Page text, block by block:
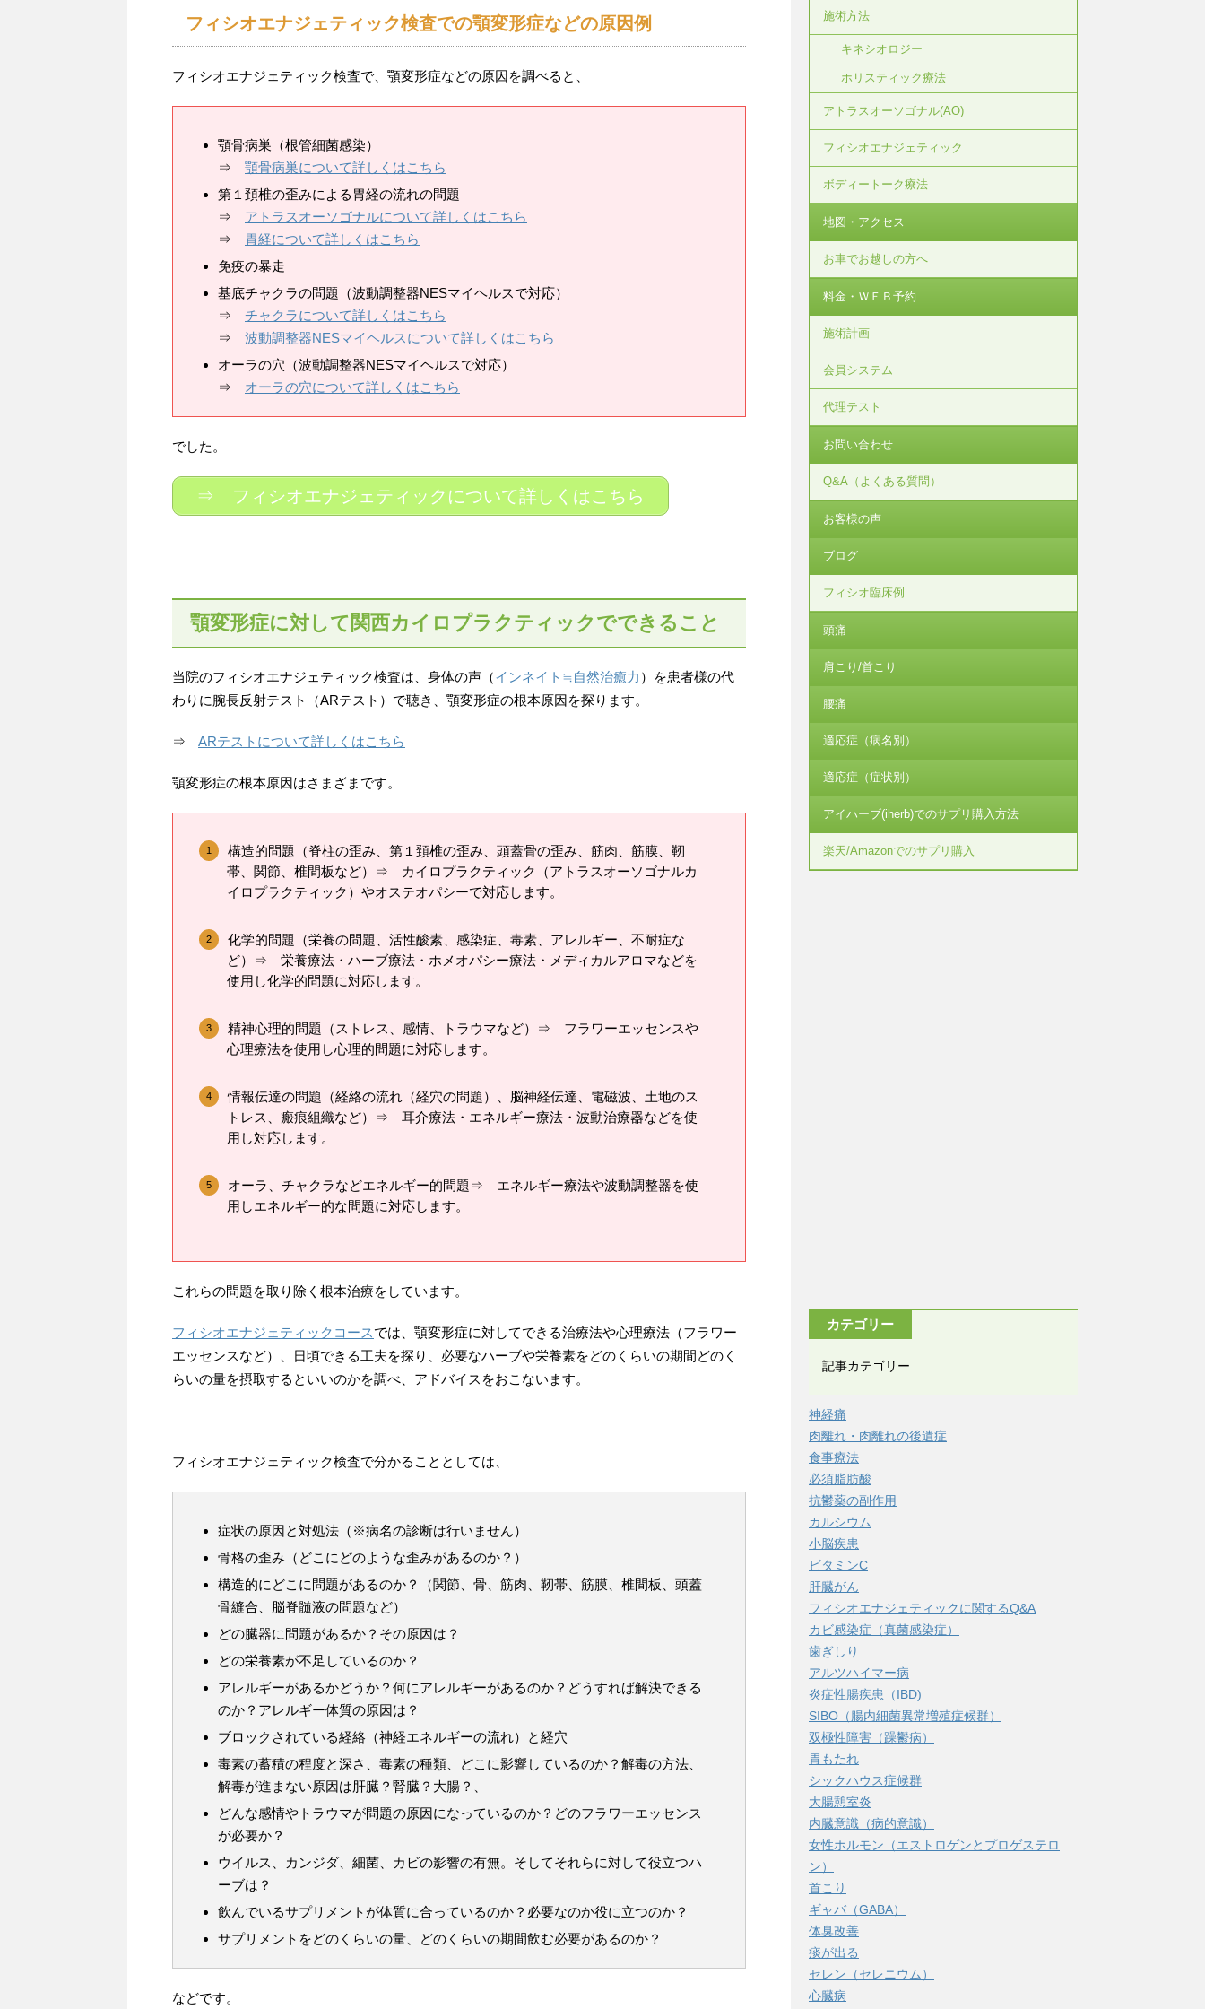
フィシオエナジェティック検査での顎変形症などの原因例
フィシオエナジェティック検査で、顎変形症などの原因を調べると、
顎骨病巣（根管細菌感染）
⇒ 顎骨病巣について詳しくはこちら
第１頚椎の歪みによる胃経の流れの問題
⇒ アトラスオーソゴナルについて詳しくはこちら
⇒
胃経について詳しくはこちら
免疫の暴走
基底チャクラの問題（波動調整器NESマイヘルスで対応）
⇒ チャクラについて詳しくはこちら
⇒ 波動調整器NESマイヘルスについて詳しくはこちら
オーラの穴（波動調整器NESマイヘルスで対応）
⇒ オーラの穴について詳しくはこちら
でした。
⇒ フィシオエナジェティックについて詳しくはこちら
顎変形症に対して関西カイロプラクティックでできること
当院のフィシオエナジェティック検査は、身体の声（インネイト≒自然治癒力 ）を患者様の代
わりに腕長反射テスト（ARテスト）で聴き、顎変形症の根本原因を探ります。
⇒ ARテストについて詳しくはこちら
顎変形症の根本原因はさまざまです。
構造的問題（脊柱の歪み、第１頚椎の歪み、頭蓋骨の歪み、筋肉、筋膜、靭
帯、関節、椎間板など）⇒ カイロプラクティック（アトラスオーソゴナルカ
イロプラクティック）やオステオパシーで対応します。
化学的問題（栄養の問題、活性酸素、感染症、毒素、アレルギー、不耐症な
ど）⇒ 栄養療法・ハーブ療法・ホメオパシー療法・メディカルアロマなどを
使用し化学的問題に対応します。
精神心理的問題（ストレス、感情、トラウマなど）⇒ フラワーエッセンスや
心理療法を使用し心理的問題に対応します。
情報伝達の問題（経絡の流れ（経穴の問題）、脳神経伝達、電磁波、土地のス
トレス、瘢痕組織など）⇒ 耳介療法・エネルギー療法・波動治療器などを使
用し対応します。
オーラ、チャクラなどエネルギー的問題⇒ エネルギー療法や波動調整器を使
用しエネルギー的な問題に対応します。
これらの問題を取り除く根本治療をしています。
フィシオエナジェティックコースでは、顎変形症に対してできる治療法や心理療法（フラワー
エッセンスなど）、日頃できる工夫を探り、必要なハーブや栄養素をどのくらいの期間どのく
らいの量を摂取するといいのかを調べ、アドバイスをおこないます。
フィシオエナジェティック検査で分かることとしては、
症状の原因と対処法（※病名の診断は行いません）
骨格の歪み（どこにどのような歪みがあるのか？）
構造的にどこに問題があるのか？（関節、骨、筋肉、靭帯、筋膜、椎間板、頭蓋
骨縫合、脳脊髄液の問題など）
どの臓器に問題があるか？その原因は？
どの栄養素が不足しているのか？
アレルギーがあるかどうか？何にアレルギーがあるのか？どうすれば解決できる
のか？アレルギー体質の原因は？
ブロックされている経絡（神経エネルギーの流れ）と経穴
毒素の蓄積の程度と深さ、毒素の種類、どこに影響しているのか？解毒の方法、
解毒が進まない原因は肝臓？腎臓？大腸？、
どんな感情やトラウマが問題の原因になっているのか？どのフラワーエッセンス
が必要か？
ウイルス、カンジダ、細菌、カビの影響の有無。そしてそれらに対して役立つハ
ーブは？
飲んでいるサプリメントが体質に合っているのか？必要なのか役に立つのか？
サプリメントをどのくらいの量、どのくらいの期間飲む必要があるのか？
などです。
施術方法
キネシオロジー
ホリスティック療法
アトラスオーソゴナル(AO)
フィシオエナジェティック
ボディートーク療法
地図・アクセス
お車でお越しの方へ
料金・ＷＥＢ予約
施術計画
会員システム
代理テスト
お問い合わせ
Q&A（よくある質問）
お客様の声
ブログ
フィシオ臨床例
頭痛
肩こり/首こり
腰痛
適応症（病名別）
適応症（症状別）
アイハーブ(iherb)でのサプリ購入方法
楽天/Amazonでのサプリ購入
カテゴリー
記事カテゴリー
神経痛
肉離れ・肉離れの後遺症
食事療法
必須脂肪酸
抗鬱薬の副作用
カルシウム
小脳疾患
ビタミンC
肝臓がん
フィシオエナジェティックに関するQ&A
カビ感染症（真菌感染症）
歯ぎしり
アルツハイマー病
炎症性腸疾患（IBD)
SIBO（腸内細菌異常増殖症候群）
双極性障害（躁鬱病）
胃もたれ
シックハウス症候群
大腸憩室炎
内臓意識（病的意識）
女性ホルモン（エストロゲンとプロゲステロ
ン）
首こり
ギャバ（GABA）
体臭改善
痰が出る
セレン（セレニウム）
心臓病